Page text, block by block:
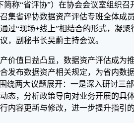
简称“省评协”）在协会会议室组织召
集省评协数据资产评估专班全体成
过“现场+线上”相结合的形式，凝聚
，副秘书长吴蔚主持会议。
价值日益凸显，数据资产评估成为
发布数据资产相关规定，为省内数
绕两大议题展开：一是深入研讨三
态，分析政策导向对业务开展的具
内容更新与修改，进一步提升指引